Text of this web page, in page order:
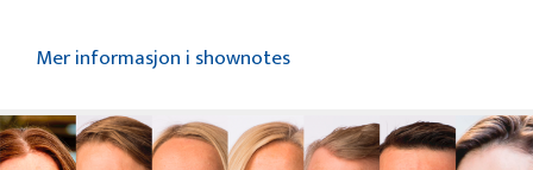
Mer informasjon i shownotes